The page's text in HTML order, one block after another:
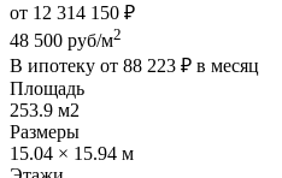
от 12 314 150 ₽
48 500 руб/м2
В ипотеку от 88 223 ₽ в месяц
Площадь
253.9 м2
Размеры
15.04 × 15.94 м